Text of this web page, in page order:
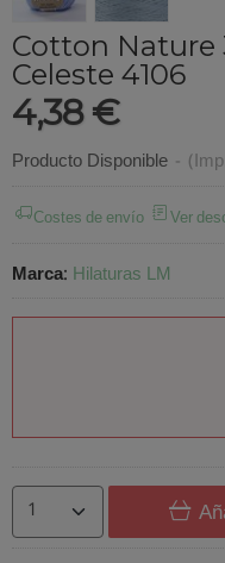
Cotton Nature
Celeste 4106
4,38 €
Producto Disponible -
Costes de envío Ver
Marca: Hilaturas LM